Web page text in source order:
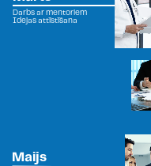
Maijs
Darbs ar mentoriem
Idejas attīstīšana